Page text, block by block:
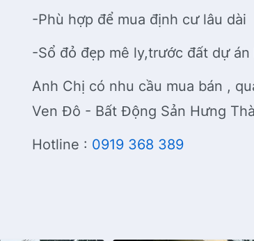
-Phù hợp để mua định cư lâu dài
-Sổ đỏ đẹp mê ly,trước đất dự án
Anh Chị có nhu cầu mua bán ,
Ven Đô - Bất Động Sản Hưng
Hotline : 0919 368 389